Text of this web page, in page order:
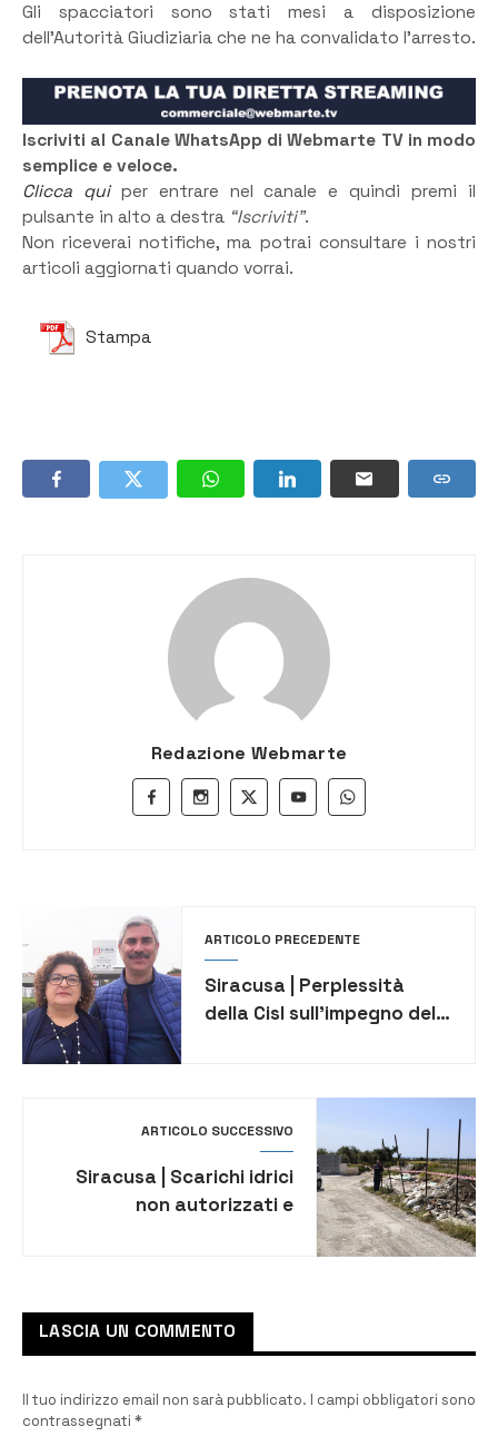
Gli spacciatori sono stati mesi a disposizione
dell’Autorità Giudiziaria che ne ha convalidato l’arresto.
Iscriviti al Canale WhatsApp di Webmarte TV in modo
semplice e veloce.
Clicca quiper entrare nel canale e quindi premi il
pulsante in alto a destra “Iscriviti”.
Non riceverai notifiche, ma potrai consultare i nostri
articoli aggiornati quando vorrai.
Stampa
Redazione Webmarte
ARTICOLO PRECEDENTE
Siracusa | Perplessità
della Cisl sull’impegno della
ARTICOLO SUCCESSIVO
Siracusa | Scarichi idrici
non autorizzati e
LASCIA UN COMMENTO
Il tuo indirizzo email non sarà pubblicato. I campi obbligatori sono
contrassegnati *